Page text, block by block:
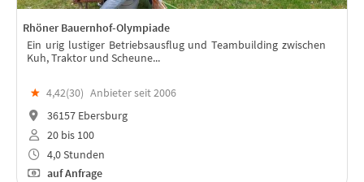
Rhöner Bauernhof-Olympiade
Ein urig lustiger Betriebsausflug und Teambuilding zwischen
Kuh, Traktor und Scheune...
★ 4,42(30) Anbieter seit 2006
36157 Ebersburg
20 bis 100
4,0 Stunden
auf Anfrage